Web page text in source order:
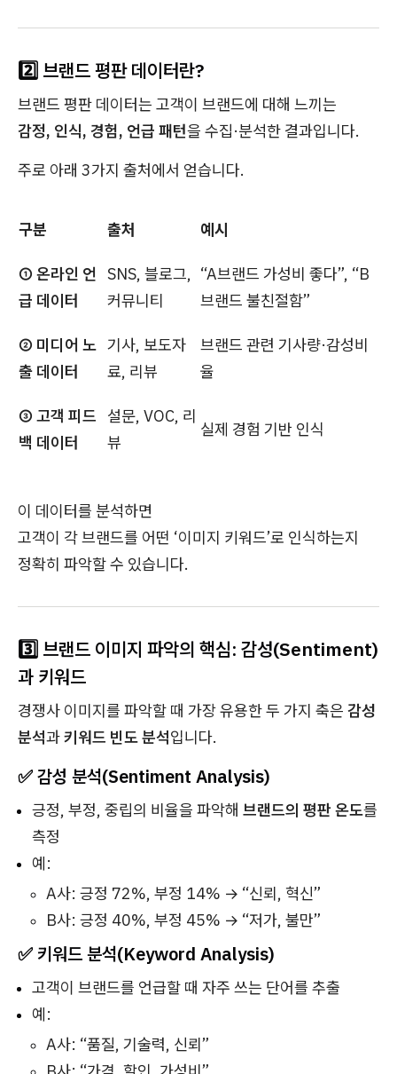
2️⃣ 브랜드 평판 데이터란?
브랜드 평판 데이터는 고객이 브랜드에 대해 느끼는
감정, 인식, 경험, 언급 패턴을 수집·분석한 결과입니다.
주로 아래 3가지 출처에서 얻습니다.
구분 출처 예시
① 온라인 언
급 데이터
SNS, 블로그,
커뮤니티
“A브랜드 가성비 좋다”, “B
브랜드 불친절함”
② 미디어 노
출 데이터
기사, 보도자
료, 리뷰
브랜드 관련 기사량·감성비
율
③ 고객 피드
백 데이터
설문, VOC, 리
뷰
실제 경험 기반 인식
이 데이터를 분석하면
고객이 각 브랜드를 어떤 ‘이미지 키워드’로 인식하는지
정확히 파악할 수 있습니다.
3️⃣ 브랜드 이미지 파악의 핵심: 감성(Sentiment)
과 키워드
경쟁사 이미지를 파악할 때 가장 유용한 두 가지 축은 감성
분석과키워드 빈도 분석입니다.
✅ 감성 분석(Sentiment Analysis)
긍정, 부정, 중립의 비율을 파악해 브랜드의 평판 온도를
측정
예:
A사: 긍정 72%, 부정 14% → “신뢰, 혁신”
B사: 긍정 40%, 부정 45% → “저가, 불만”
✅ 키워드 분석(Keyword Analysis)
고객이 브랜드를 언급할 때 자주 쓰는 단어를 추출
예:
A사: “품질, 기술력, 신뢰”